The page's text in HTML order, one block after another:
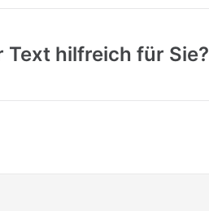
Text hilfreich für Sie?